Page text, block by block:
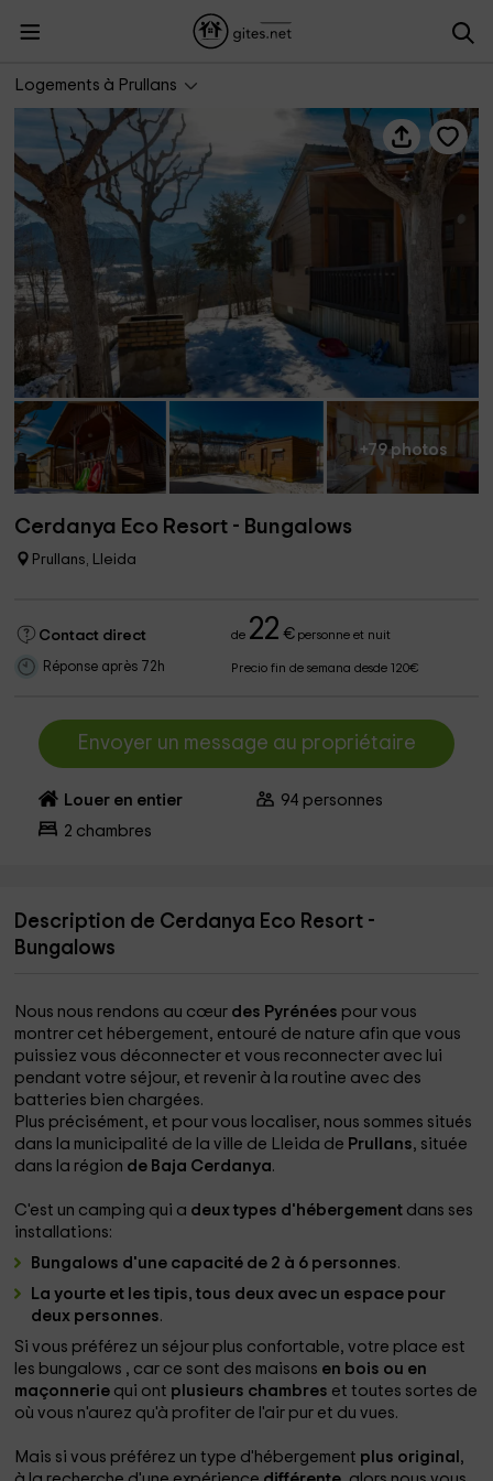
Logements à Prullans
Cerdanya Eco Resort - Bungalows
+79 photos
Cerdanya Eco Resort - Bungalows
Prullans, Lleida
Contact direct de 22 €personne et nuit
Réponse après 72h Precio fin de semana desde 120€
Envoyer un message au propriétaire
Louer en entier 94 personnes
2 chambres
Description de Cerdanya Eco Resort -
Bungalows
Nous nous rendons au cœur des Pyrénées pour vous
montrer cet hébergement, entouré de nature afin que vous
puissiez vous déconnecter et vous reconnecter avec lui
pendant votre séjour, et revenir à la routine avec des
batteries bien chargées.
Plus précisément, et pour vous localiser, nous sommes situés
dans la municipalité de la ville de Lleida de Prullans, située
dans la région de Baja Cerdanya.
C'est un camping qui a deux types d'hébergement dans ses
installations:
Bungalows d'une capacité de 2 à 6 personnes.
La yourte et les tipis, tous deux avec un espace pour
deux personnes.
Si vous préférez un séjour plus confortable, votre place est
les bungalows , car ce sont des maisons en bois ou en
maçonnerie qui ont plusieurs chambres et toutes sortes de
où vous n'aurez qu'à profiter de l'air pur et du vues.
Mais si vous préférez un type d'hébergement plus original ,